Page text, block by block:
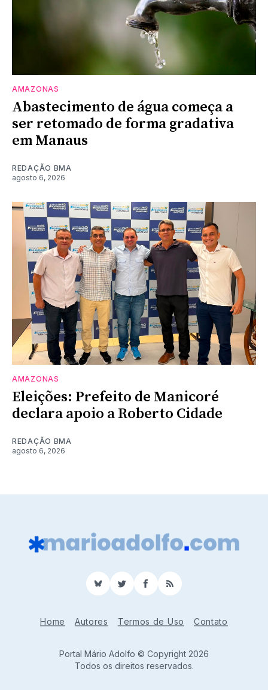
AMAZONAS
Abastecimento de água começa a
ser retomado de forma gradativa
em Manaus
REDAÇÃO BMA
agosto 6, 2026
AMAZONAS
Eleições: Prefeito de Manicoré
declara apoio a Roberto Cidade
REDAÇÃO BMA
agosto 6, 2026
BlueSkyTwitterFacebook
RSS
Home Autores Termos de Uso Contato
Portal Mário Adolfo © Copyright 2026
Todos os direitos reservados.